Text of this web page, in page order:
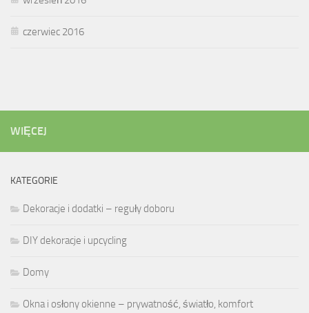
czerwiec 2016
WIĘCEJ
KATEGORIE
Dekoracje i dodatki – reguły doboru
DIY dekoracje i upcycling
Domy
Okna i osłony okienne – prywatność, światło, komfort